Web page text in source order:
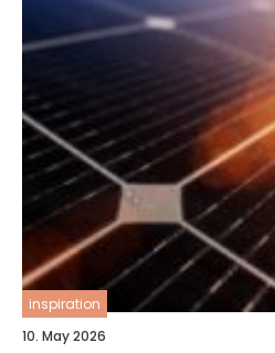
inspiration
10. May 2026